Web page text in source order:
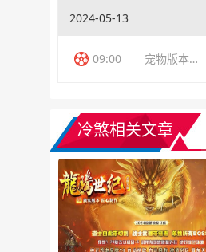
2024-05-13
09:00 宠物版本传奇
冷煞相关文章